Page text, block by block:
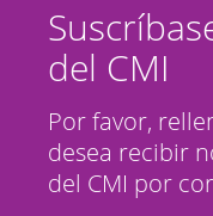
del CMI
Por favor,
desea recibir
del CMI por